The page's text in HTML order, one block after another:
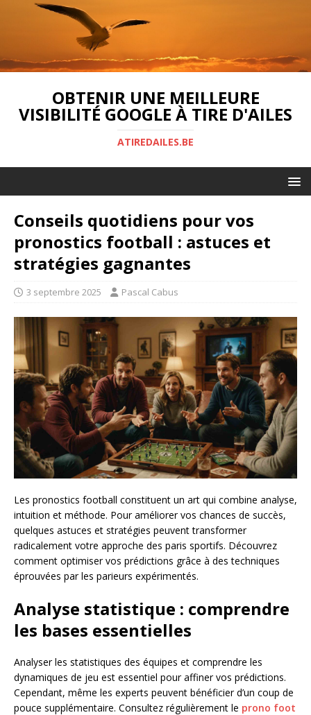
OBTENIR UNE MEILLEURE
VISIBILITÉ GOOGLE À TIRE D'AILES
ATIREDAILES.BE
Conseils quotidiens pour vos
pronostics football : astuces et
stratégies gagnantes
3 septembre 2025 Pascal Cabus
Les pronostics football constituent un art qui combine analyse,
intuition et méthode. Pour améliorer vos chances de succès,
quelques astuces et stratégies peuvent transformer
radicalement votre approche des paris sportifs. Découvrez
comment optimiser vos prédictions grâce à des techniques
éprouvées par les parieurs expérimentés.
Analyse statistique : comprendre
les bases essentielles
Analyser les statistiques des équipes et comprendre les
dynamiques de jeu est essentiel pour affiner vos prédictions.
Cependant, même les experts peuvent bénéficier d’un coup de
pouce supplémentaire. Consultez régulièrement le prono foot